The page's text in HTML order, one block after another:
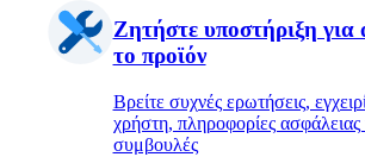
Ζητήστε υποστήριξη για
το προϊόν
Βρείτε συχνές ερωτήσεις,
χρήστη, πληροφορίες ασφάλειας
συμβουλές